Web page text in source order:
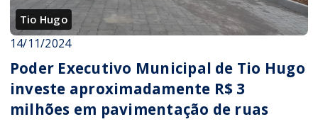
Tio Hugo
14/11/2024
Poder Executivo Municipal de Tio Hugo
investe aproximadamente R$ 3
milhões em pavimentação de ruas